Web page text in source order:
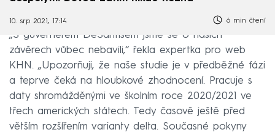
10. srp 2021, 17:14 6 min čtení
„S guvernérem DeSantisem jsme se o našich
závěrech vůbec nebavili,“ řekla expertka pro web
KHN. „Upozorňuji, že naše studie je v předběžné fázi
a teprve čeká na hloubkové zhodnocení. Pracuje s
daty shromážděnými ve školním roce 2020/2021 ve
třech amerických státech. Tedy časově ještě před
větším rozšířením varianty delta. Současné pokyny